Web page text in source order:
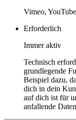
Vimeo, YouTube
Erforderlich
Immer aktiv
Technisch
grundlegende
Beispiel dazu,
dich in dein
auf dich ist für
anfallende